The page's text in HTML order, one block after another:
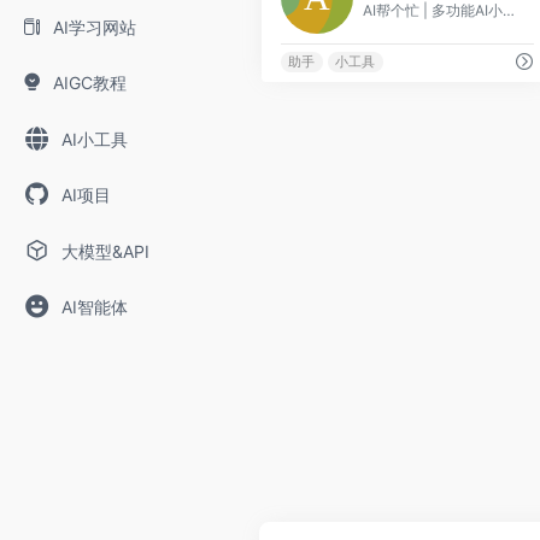
AI学习网站
AIGC教程
AI小工具
AI项目
大模型&API
AI智能体
AI帮个忙 | 多功能AI小帮手，拥有数十个AI小工具
助手 小工具